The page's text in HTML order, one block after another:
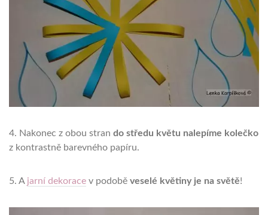
4. Nakonec z obou stran do středu květu nalepíme kolečko
z kontrastně barevného papíru.
5. A jarní dekorace v podobě veselé květiny je na světě!